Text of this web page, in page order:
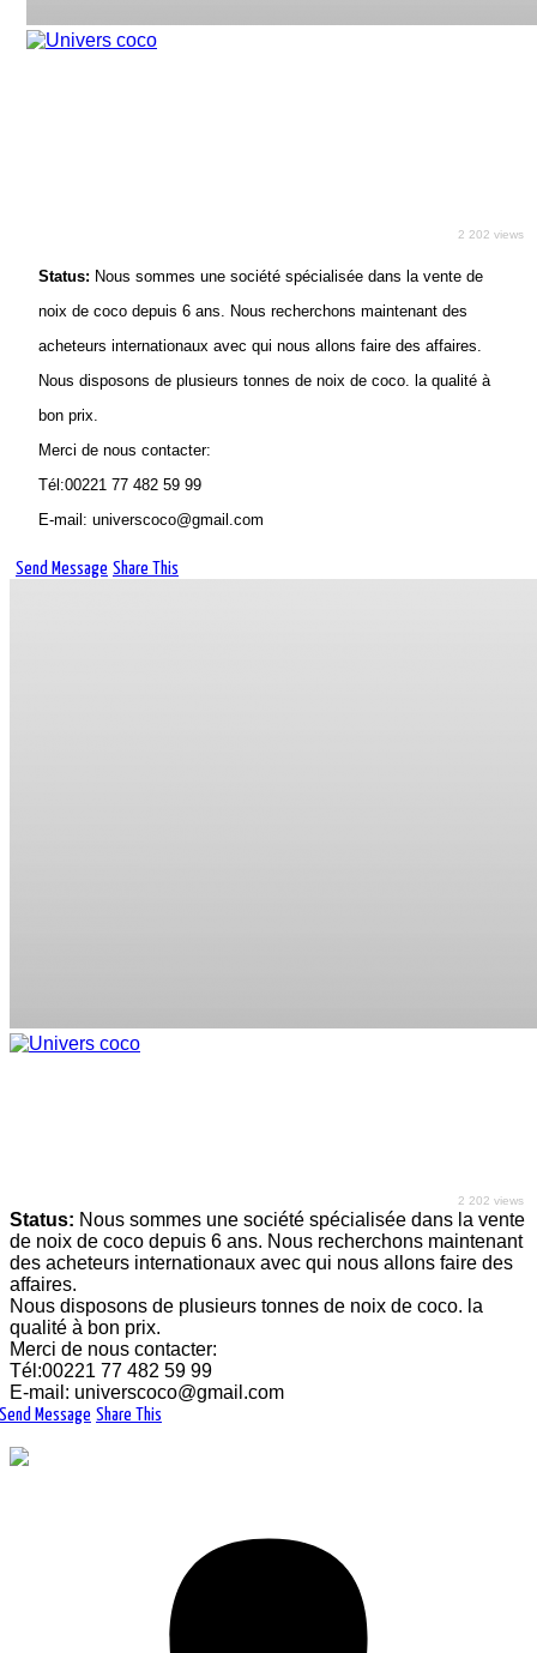
2 202 views
Status: Nous sommes une société spécialisée dans la vente de
noix de coco depuis 6 ans. Nous recherchons maintenant des
acheteurs internationaux avec qui nous allons faire des affaires.
Nous disposons de plusieurs tonnes de noix de coco. la qualité à
bon prix.
Merci de nous contacter:
Tél:00221 77 482 59 99
E-mail: universcoco@gmail.com
Send Message Share This
2 202 views
Status: Nous sommes une société spécialisée dans la vente
de noix de coco depuis 6 ans. Nous recherchons maintenant
des acheteurs internationaux avec qui nous allons faire des
affaires.
Nous disposons de plusieurs tonnes de noix de coco. la
qualité à bon prix.
Merci de nous contacter:
Tél:00221 77 482 59 99
E-mail: universcoco@gmail.com
Send Message Share This